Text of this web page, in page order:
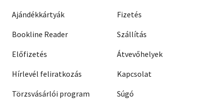
Ajándékkártyák
Bookline Reader
Előfizetés
Hírlevél feliratkozás
Törzsvásárlói program
Fizetés
Szállítás
Átvevőhelyek
Kapcsolat
Súgó